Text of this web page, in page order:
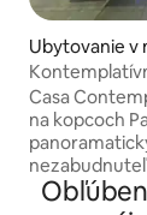
Ubytovanie v
mu
Casa
na kopcoch
pokojnom,